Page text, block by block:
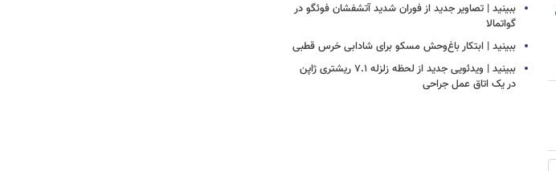
ببینید | تصاویر جدید از فوران شدید آتشفشان فوئگو در
گواتمالا
ببینید | ابتکار باغ‌وحش مسکو برای شادابی خرس قطبی
ببینید | ویدئویی جدید از لحظه زلزله ۷.۱ ریشتری ژاپن
در یک اتاق عمل جراحی